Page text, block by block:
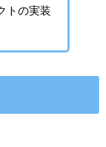
トの実装